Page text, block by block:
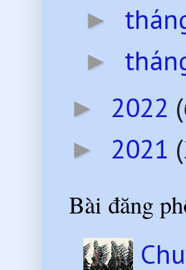
►
►
► 2022
► 2021
Bài đăng